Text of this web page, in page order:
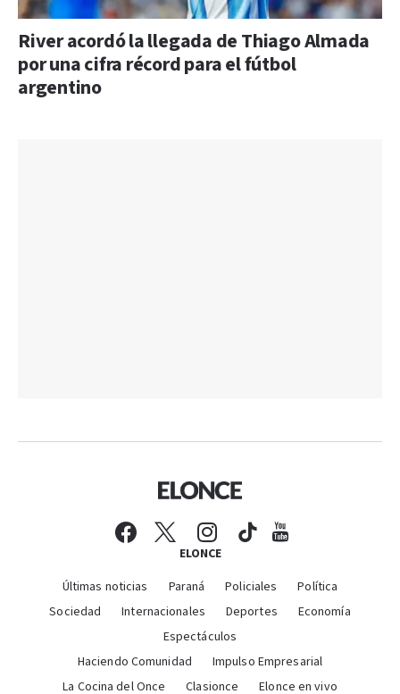
River acordó la llegada de Thiago Almada
por una cifra récord para el fútbol
argentino
ELONCE
Últimas noticias Paraná Policiales
Política
Sociedad
Internacionales Deportes
Economía
Espectáculos
Haciendo Comunidad
Impulso Empresarial
La Cocina del Once
Clasionce Elonce en vivo